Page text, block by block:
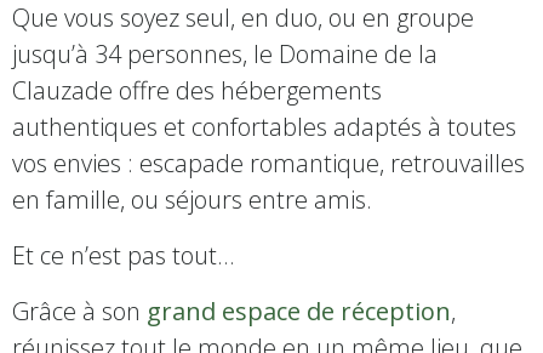
Que vous soyez seul, en duo, ou en groupe
jusqu’à 34 personnes, le Domaine de la
Clauzade offre des hébergements
authentiques et confortables adaptés à toutes
vos envies : escapade romantique, retrouvailles
en famille, ou séjours entre amis.
Et ce n’est pas tout…
Grâce à son grand espace de réception,